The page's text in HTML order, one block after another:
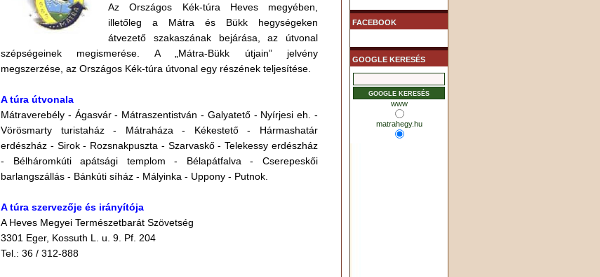
Az Országos Kék-túra Heves megyében,
illetőleg a Mátra és Bükk hegységeken
átvezető szakaszának bejárása, az útvonal
szépségeinek megismerése. A „Mátra-Bükk útjain” jelvény
megszerzése, az Országos Kék-túra útvonal egy részének teljesítése.
A túra útvonala
Mátraverebély - Ágasvár - Mátraszentistván - Galyatető - Nyírjesi eh. -
Vörösmarty turistaház - Mátraháza - Kékestető - Hármashatár
erdészház - Sirok - Rozsnakpuszta - Szarvaskő - Telekessy erdészház
- Bélháromkúti apátsági templom - Bélapátfalva - Cserepeskői
barlangszállás - Bánkúti síház - Mályinka - Uppony - Putnok.
A túra szervezője és irányítója
A Heves Megyei Természetbarát Szövetség
3301 Eger, Kossuth L. u. 9. Pf. 204
Tel.: 36 / 312-888
FACEBOOK
GOOGLE KERESÉS
www
matrahegy.hu